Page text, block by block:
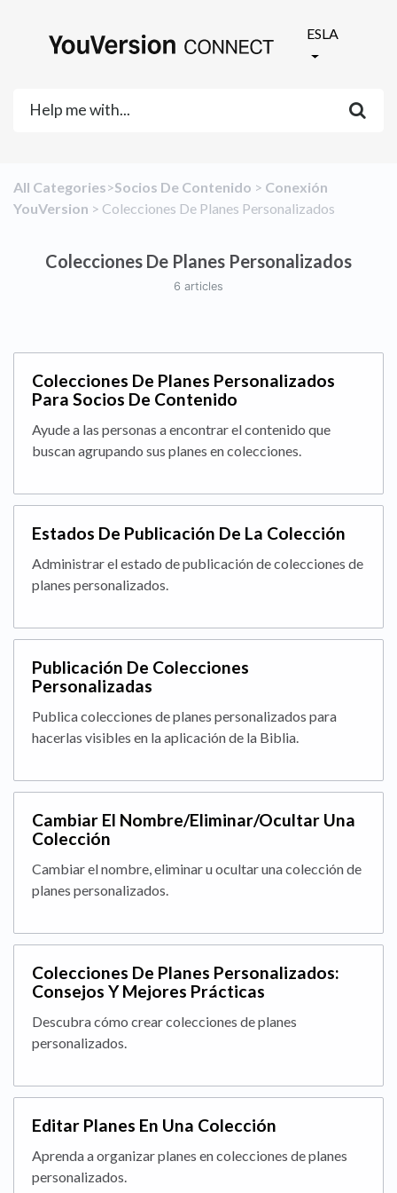
ESLA
All Categories​>​​Socios De Contenido ​ > ​ ​Conexión
YouVersion ​ > ​ ​Colecciones De Planes Personalizados
Colecciones De Planes Personalizados
6 articles
Colecciones De Planes Personalizados
Para Socios De Contenido
Ayude a las personas a encontrar el contenido que
buscan agrupando sus planes en colecciones.
Estados De Publicación De La Colección
Administrar el estado de publicación de colecciones de
planes personalizados.
Publicación De Colecciones
Personalizadas
Publica colecciones de planes personalizados para
hacerlas visibles en la aplicación de la Biblia.
Cambiar El Nombre/Eliminar/Ocultar Una
Colección
Cambiar el nombre, eliminar u ocultar una colección de
planes personalizados.
Colecciones De Planes Personalizados:
Consejos Y Mejores Prácticas
Descubra cómo crear colecciones de planes
personalizados.
Editar Planes En Una Colección
Aprenda a organizar planes en colecciones de planes
personalizados.